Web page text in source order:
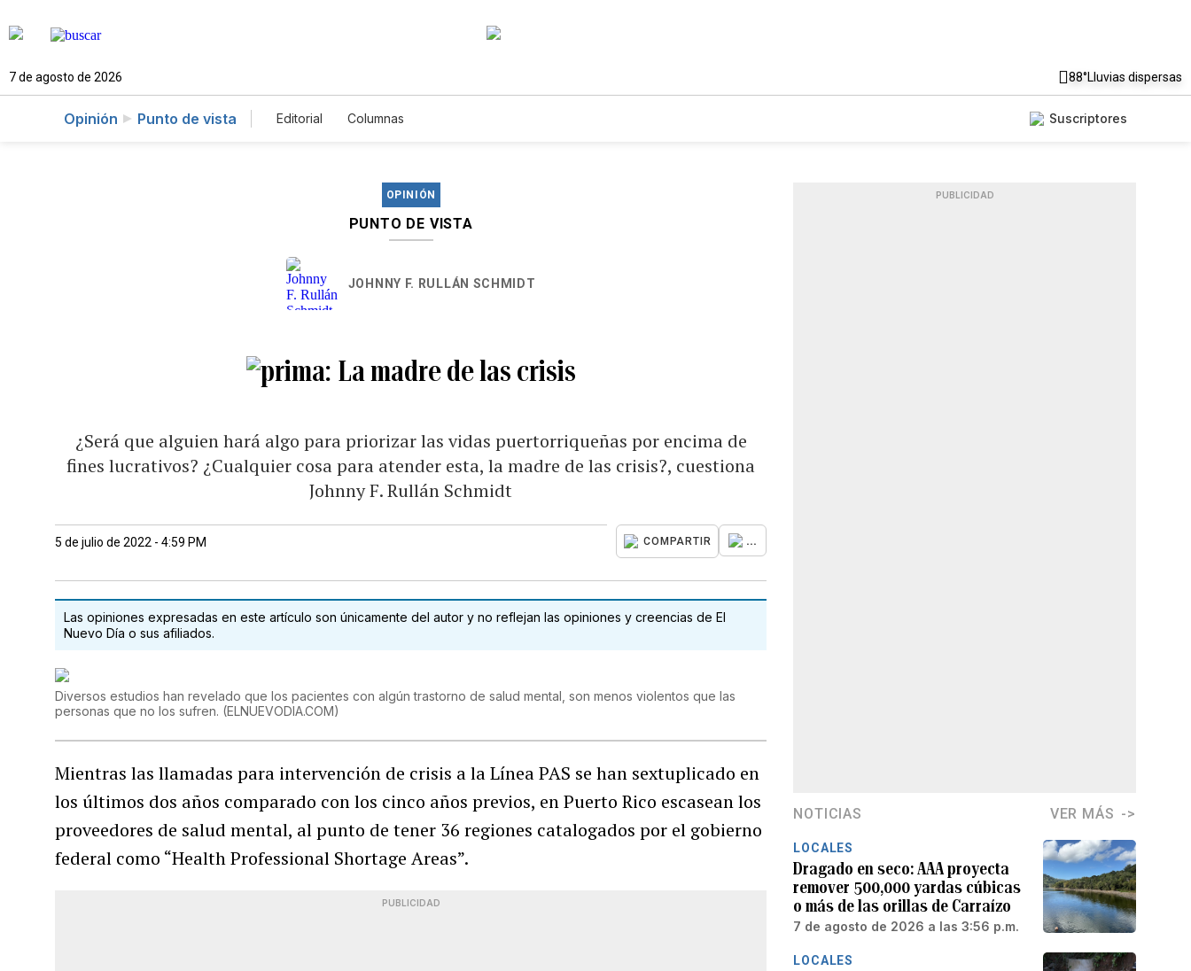
7 de agosto de 2026 88°Lluvias dispersas
Opinión Punto de vista Editorial Columnas Suscriptores
OPINIÓN
PUNTO DE VISTA
JOHNNY F. RULLÁN SCHMIDT
La madre de las crisis
¿Será que alguien hará algo para priorizar las vidas puertorriqueñas por encima de
fines lucrativos? ¿Cualquier cosa para atender esta, la madre de las crisis?, cuestiona
Johnny F. Rullán Schmidt
5 de julio de 2022 - 4:59 PM COMPARTIR ...
Las opiniones expresadas en este artículo son únicamente del autor y no reflejan las opiniones y creencias de El
Nuevo Día o sus afiliados.
Diversos estudios han revelado que los pacientes con algún trastorno de salud mental, son menos violentos que las
personas que no los sufren. (ELNUEVODIA.COM)
Mientras las llamadas para intervención de crisis a la Línea PAS se han sextuplicado en
los últimos dos años comparado con los cinco años previos, en Puerto Rico escasean los
proveedores de salud mental, al punto de tener 36 regiones catalogados por el gobierno
federal como “Health Professional Shortage Areas”.
PUBLICIDAD
PUBLICIDAD
NOTICIAS VER MÁS
LOCALES
Dragado en seco: AAA proyecta
remover 500,000 yardas cúbicas
o más de las orillas de Carraízo
7 de agosto de 2026 a las 3:56 p.m.
LOCALES